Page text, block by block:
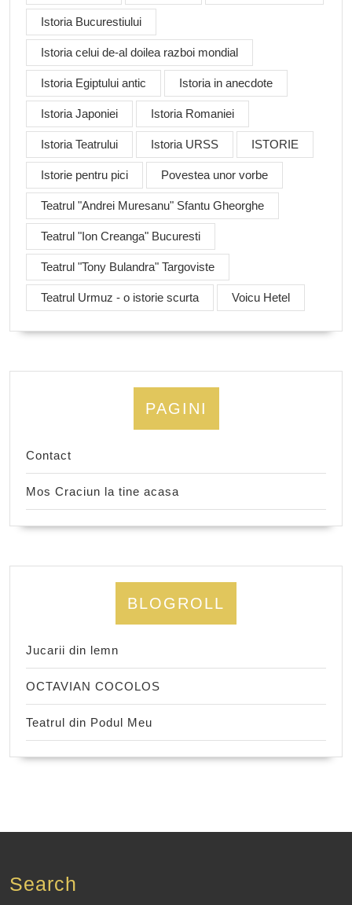
Istoria Bucurestiului
Istoria celui de-al doilea razboi mondial
Istoria Egiptului antic Istoria in anecdote
Istoria Japoniei Istoria Romaniei
Istoria Teatrului Istoria URSS ISTORIE
Istorie pentru pici Povestea unor vorbe
Teatrul "Andrei Muresanu" Sfantu Gheorghe
Teatrul "Ion Creanga" Bucuresti
Teatrul "Tony Bulandra" Targoviste
Teatrul Urmuz - o istorie scurta Voicu Hetel
PAGINI
Contact
Mos Craciun la tine acasa
BLOGROLL
Jucarii din lemn
OCTAVIAN COCOLOS
Teatrul din Podul Meu
Search